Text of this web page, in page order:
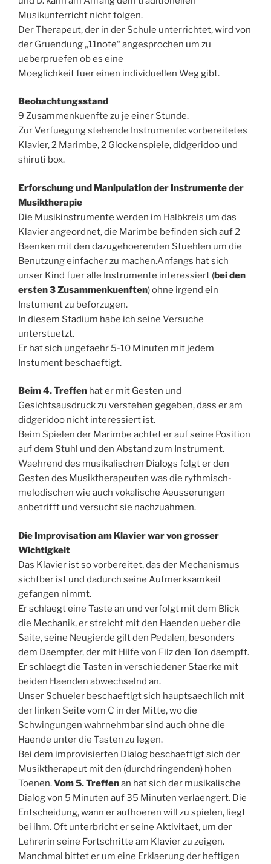
Musikunterricht nicht folgen.
Der Therapeut, der in der Schule unterrichtet, wird von
der Gruendung „11note“ angesprochen um zu
ueberpruefen ob es eine
Moeglichkeit fuer einen individuellen Weg gibt.
Beobachtungsstand
9 Zusammenkuenfte zu je einer Stunde.
Zur Verfuegung stehende Instrumente: vorbereitetes
Klavier, 2 Marimbe, 2 Glockenspiele, didgeridoo und
shiruti box.
Erforschung und Manipulation der Instrumente der
Musiktherapie
Die Musikinstrumente werden im Halbkreis um das
Klavier angeordnet, die Marimbe befinden sich auf 2
Baenken mit den dazugehoerenden Stuehlen um die
Benutzung einfacher zu machen.Anfangs hat sich
unser Kind fuer alle Instrumente interessiert (bei den
ersten 3 Zusammenkuenften) ohne irgend ein
Instument zu beforzugen.
In diesem Stadium habe ich seine Versuche
unterstuetzt.
Er hat sich ungefaehr 5-10 Minuten mit jedem
Instument beschaeftigt.
Beim 4. Treffen hat er mit Gesten und
Gesichtsausdruck zu verstehen gegeben, dass er am
didgeridoo nicht interessiert ist.
Beim Spielen der Marimbe achtet er auf seine Position
auf dem Stuhl und den Abstand zum Instrument.
Waehrend des musikalischen Dialogs folgt er den
Gesten des Musiktherapeuten was die rythmisch-
melodischen wie auch vokalische Aeusserungen
anbetrifft und versucht sie nachzuahmen.
Die Improvisation am Klavier war von grosser
Wichtigkeit
Das Klavier ist so vorbereitet, das der Mechanismus
sichtber ist und dadurch seine Aufmerksamkeit
gefangen nimmt.
Er schlaegt eine Taste an und verfolgt mit dem Blick
die Mechanik, er streicht mit den Haenden ueber die
Saite, seine Neugierde gilt den Pedalen, besonders
dem Daempfer, der mit Hilfe von Filz den Ton daempft.
Er schlaegt die Tasten in verschiedener Staerke mit
beiden Haenden abwechselnd an.
Unser Schueler beschaeftigt sich hauptsaechlich mit
der linken Seite vom C in der Mitte, wo die
Schwingungen wahrnehmbar sind auch ohne die
Haende unter die Tasten zu legen.
Bei dem improvisierten Dialog beschaeftigt sich der
Musiktherapeut mit den (durchdringenden) hohen
Toenen.Vom 5. Treffenan hat sich der musikalische
Dialog von 5 Minuten auf 35 Minuten verlaengert. Die
Entscheidung, wann er aufhoeren will zu spielen, liegt
bei ihm. Oft unterbricht er seine Aktivitaet, um der
Lehrerin seine Fortschritte am Klavier zu zeigen.
Manchmal bittet er um eine Erklaerung der heftigen